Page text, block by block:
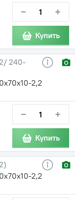
− +
Купить
240-
2,2
− +
Купить
2,2